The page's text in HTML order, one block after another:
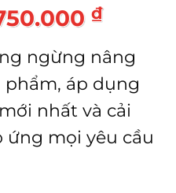
₫.
₫Giá
tại
là:
ngừng nâng
phẩm, áp dụng
nhất và cải
ứng mọi yêu cầu